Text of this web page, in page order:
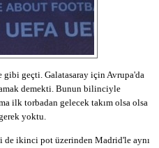
geçti. Galatasaray için Avrupa'da
demekti. Bunun bilinciyle
ilk torbadan gelecek takım olsa olsa
yoktu.
de ikinci pot üzerinden Madrid'le aynı